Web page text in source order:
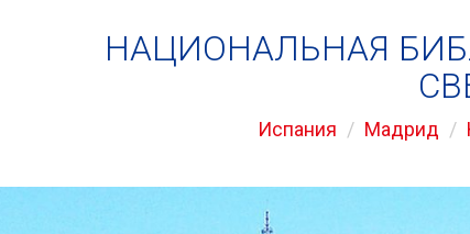
НАЦИОНАЛЬНАЯ
Испания Мадрид